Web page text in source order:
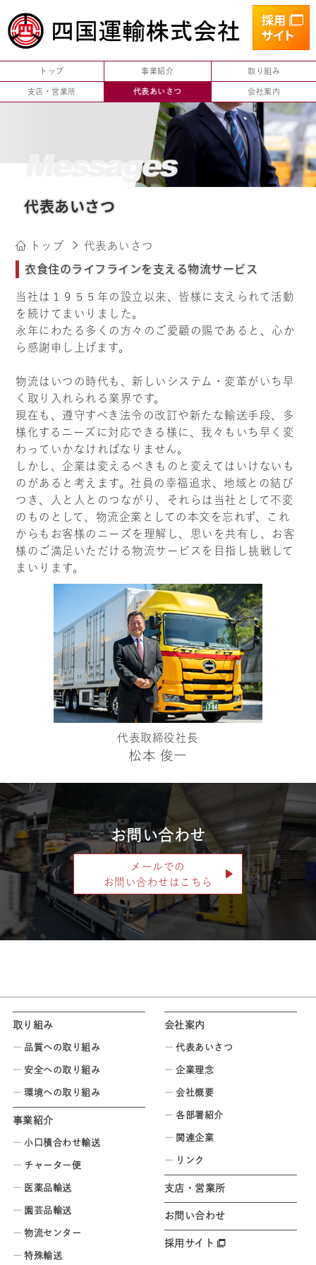
トップ 事業紹介 取り組み
支店・営業所 代表あいさつ 会社案内
代表あいさつ
トップ 代表あいさつ
衣食住のライフラインを支える物流サービス
当社は１９５５年の設立以来、皆様に支えられて活動
を続けてまいりました。
永年にわたる多くの方々のご愛顧の賜であると、心か
ら感謝申し上げます。
物流はいつの時代も、新しいシステム・変革がいち早
く取り入れられる業界です。
現在も、遵守すべき法令の改訂や新たな輸送手段、多
様化するニーズに対応できる様に、我々もいち早く変
わっていかなければなりません。
しかし、企業は変えるべきものと変えてはいけないも
のがあると考えます。社員の幸福追求、地域との結び
つき、人と人とのつながり、それらは当社として不変
のものとして、物流企業としての本文を忘れず、これ
からもお客様のニーズを理解し、思いを共有し、お客
様のご満足いただける物流サービスを目指し挑戦して
まいります。
代表取締役社長
松本 俊一
お問い合わせ
メールでの
お問い合わせはこちら
取り組み
品質への取り組み
安全への取り組み
環境への取り組み
事業紹介
小口積合わせ輸送
チャーター便
医薬品輸送
園芸品輸送
物流センター
特殊輸送
会社案内
代表あいさつ
企業理念
会社概要
各部署紹介
関連企業
リンク
支店・営業所
お問い合わせ
採用サイト